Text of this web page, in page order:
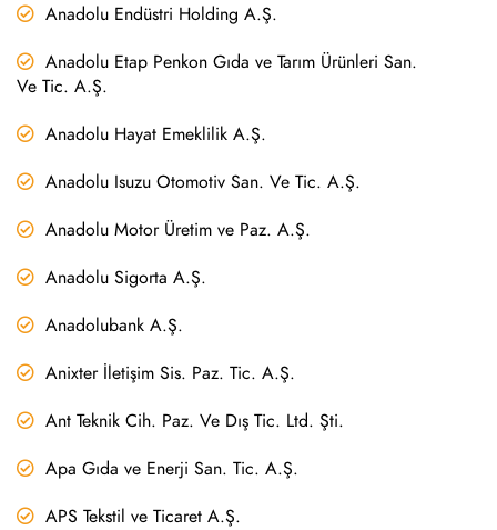
Anadolu Endüstri Holding A.Ş.
Anadolu Etap Penkon Gıda ve Tarım Ürünleri San.
Ve Tic. A.Ş.
Anadolu Hayat Emeklilik A.Ş.
Anadolu Isuzu Otomotiv San. Ve Tic. A.Ş.
Anadolu Motor Üretim ve Paz. A.Ş.
Anadolu Sigorta A.Ş.
Anadolubank A.Ş.
Anixter İletişim Sis. Paz. Tic. A.Ş.
Ant Teknik Cih. Paz. Ve Dış Tic. Ltd. Şti.
Apa Gıda ve Enerji San. Tic. A.Ş.
APS Tekstil ve Ticaret A.Ş.